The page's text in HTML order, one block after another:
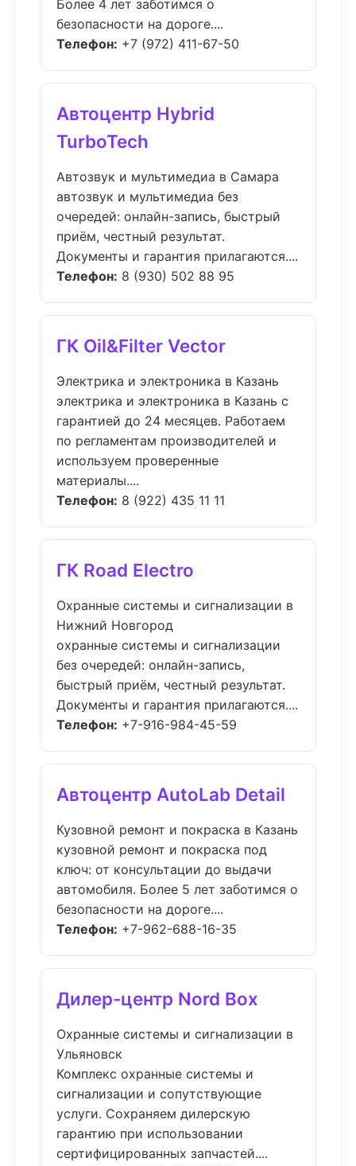
Более 4 лет заботимся о
безопасности на дороге....
Телефон: +7 (972) 411-67-50
Автоцентр Hybrid
TurboTech
Автозвук и мультимедиа в Самара
автозвук и мультимедиа без
очередей: онлайн-запись, быстрый
приём, честный результат.
Документы и гарантия прилагаются....
Телефон: 8 (930) 502 88 95
ГК Oil&Filter Vector
Электрика и электроника в Казань
электрика и электроника в Казань с
гарантией до 24 месяцев. Работаем
по регламентам производителей и
используем проверенные
материалы....
Телефон: 8 (922) 435 11 11
ГК Road Electro
Охранные системы и сигнализации в
Нижний Новгород
охранные системы и сигнализации
без очередей: онлайн-запись,
быстрый приём, честный результат.
Документы и гарантия прилагаются....
Телефон: +7-916-984-45-59
Автоцентр AutoLab Detail
Кузовной ремонт и покраска в Казань
кузовной ремонт и покраска под
ключ: от консультации до выдачи
автомобиля. Более 5 лет заботимся о
безопасности на дороге....
Телефон: +7-962-688-16-35
Дилер-центр Nord Box
Охранные системы и сигнализации в
Ульяновск
Комплекс охранные системы и
сигнализации и сопутствующие
услуги. Сохраняем дилерскую
гарантию при использовании
сертифицированных запчастей....